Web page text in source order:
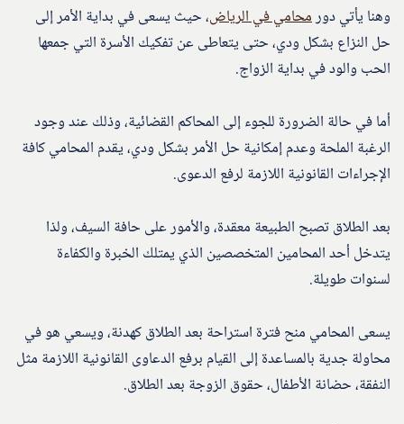
وهنا يأتي دورمحامي في الرياض، حيث يسعى في بداية الأمر إلى
حل النزاع بشكل ودي، حتى يتعاطى عن تفكيك الأسرة التي جمعها
الحب والود في بداية الزواج.
أما في حالة الضرورة للجوء إلى المحاكم القضائية، وذلك عند وجود
الرغبة الملحة وعدم إمكانية حل الأمر بشكل ودي، يقدم المحامي كافة
الإجراءات القانونية اللازمة لرفع الدعوى.
بعد الطلاق تصبح الطبيعة معقدة، والأمور على حافة السيف، ولذا
يتدخل أحد المحامين المتخصصين الذي يمتلك الخبرة والكفاءة
لسنوات طويلة.
يسعى المحامي منح فترة استراحة بعد الطلاق كهدنة، ويسعي هو في
محاولة جدية بالمساعدة إلى القيام برفع الدعاوى القانونية اللازمة مثل
النفقة، حضانة الأطفال، حقوق الزوجة بعد الطلاق.